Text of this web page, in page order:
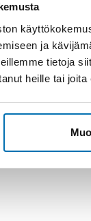
ja
tietoja
heille tai